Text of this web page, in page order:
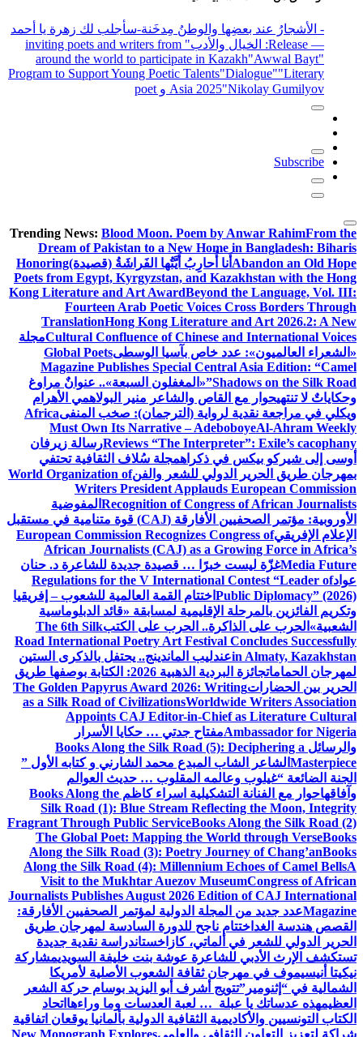
- الأشجارُ عند بعضِها والوطنُ مِدخَنة-سأجلب لك زهرة يا أحمد
— Release
: الخيال والأدب
" inviting poets and writers from
around the world to participate in Kazakh"Awwal Bayt"
Program to Support Young Poetic Talents"Dialogue""Literary
Asia 2025"Nikolay Gumilyov و poet
Subscribe
Trending News: Blood Moon. Poem by Anwar RahimFrom the
Dream of Pakistan to a New Home in Bangladesh: Biharis
Abandon an Old Hope أَنا أُحارِبُ أَيَّتُها الفَراشَةُ (قصيدة)Honoring
Poets from Egypt, Kyrgyzstan, and Kazakhstan with the Hong
Kong Literature and Art AwardBeyond the Language, Vol. III:
Fourteen Arab Poetic Voices Cross Borders Through
TranslationHong Kong Literature and Art 2026.2: A New
Cultural Confluence of Chinese and International Voicesمجلة
«الشعراء العالميون»: عدد خاص بآسيا الوسطىGlobal Poets
Magazine Publishes Special Central Asia Edition: “Camel
Shadows on the Silk Road” «المغفلون السبعة».. عنوانٌ مراوغ
وحكاياتٌ لا تنتهيحوار مع القاص والشاعر منير البولاهمي الأهرام
ويكلي في مراجعة نقدية لرواية (الترجمان): صخب المنفىAfrica
Must Own Its Narrative – AdeboboyeAl-Ahram Weekly
Reviews “The Interpreter”: Exile’s cacophanyرسالة زيرفان
أوسى إلى شيركو بيكس في ذكراهمجلة سُلاف الثقافية تحتفي
بمهرجان طريق الحرير الدولي للشعر والفنWorld Organization of
Writers President Applauds European Commission
Recognition of Congress of African Journalists المفوضية
الأوروبية: مؤتمر الصحفيين الأفارقة (CAJ) قوة متنامية في مستقبل
الإعلام الإفريقيEuropean Commission Recognizes Congress of
African Journalists (CAJ) as a Growing Force in Africa’s
Media Futureغزّة ليست خبرًا … قصيدة جديدة للشاعرة د. حنان
عوادRegulations for the V International Contest “Leader of
Public Diplomacy” (2026) اختتام القمة العالمية للشعوب – إفريقيا
وتكريم الفائزين بالمرحلة الإقليمية لمسابقة «قائد الدبلوماسية
الشعبية» الحرب على الذاكرة.. الحرب على الكتبThe 6th Silk
Road International Poetry Art Festival Concludes Successfully
in Almaty, Kazakhstanعندليب الماندينج.. يحتفل بالذكرى الستين
لمهرجان الحمامات
جائزة البردية الذهبية 2026: الكتابة بوصفها طريق
الحرير بين الحضاراتThe Golden Papyrus Award 2026: Writing
as a Silk Road of CivilizationsWorldwide Writers Association
Appoints CAJ Editor-in-Chief as Literature Cultural
Ambassador for Nigeriaمفتاح جدتي … حكايا الأسرار
والرسائل Books Along the Silk Road (5): Deciphering a
Masterpiece الشاعر الشاب المبدع محمد الشارني و كتابه الأول ”
الجنة الضائعة “غيلوب وعالمه المقلوب … حديث العوالم
وآفاقهاحوار مع الفنانة التشكيلية اسراء كاظم Books Along the
Silk Road (1): Blue Stream Reflecting the Moon, Integrity
Fragrant Through Public ServiceBooks Along the Silk Road (2)
The Global Poet: Mapping the World through VerseBooks
Along the Silk Road (3): Poetry Journey of Chang’anBooks
Along the Silk Road (4): Millennium Echoes of Camel BellsA
Visit to the Mukhtar Auezov MuseumCongress of African
Journalists Publishes August 2026 Edition of CAJ International
Magazineعدد جديد من المجلة الدولية لمؤتمر الصحفيين الأفارقة:
القصص هندسة الغد اختتام ناجح للدورة السادسة لمهرجان طريق
الحرير الدولي للشعر في ألماتي، كازاخستاندراسة نقدية جديدة
تستكشف الإرث الأدبي للشاعرة عوشة بنت خليفة السويديمشاركة
نيكيتا أنيسيموف في مهرجان ثقافة الشعوب الأصلية لأمريكا
الشمالية في “إثنومير”تتويج أشرف أبو اليزيد بوسام حركة الشعر
العظيمهذه عدساتك يا عبلة … لعبة العدسات وما وراءها اتحاد
الكتاب التونسيين والأكاديمية الثقافية الدولية بألمانيا يوقعان اتفاقية